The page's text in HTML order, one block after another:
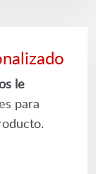
le
para